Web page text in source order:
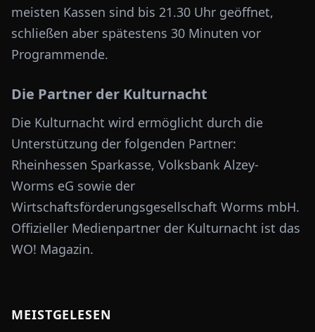
meisten Kassen sind bis 21.30 Uhr geöffnet,
schließen aber spätestens 30 Minuten vor
Programmende.
Die Partner der Kulturnacht
Die Kulturnacht wird ermöglicht durch die
Unterstützung der folgenden Partner:
Rheinhessen Sparkasse, Volksbank Alzey-
Worms eG sowie der
Wirtschaftsförderungsgesellschaft Worms mbH.
Offizieller Medienpartner der Kulturnacht ist das
WO! Magazin.
MEISTGELESEN